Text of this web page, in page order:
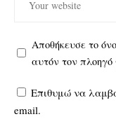
Αποθήκευσε το
αυτόν τον
Επιθυμώ να
email.